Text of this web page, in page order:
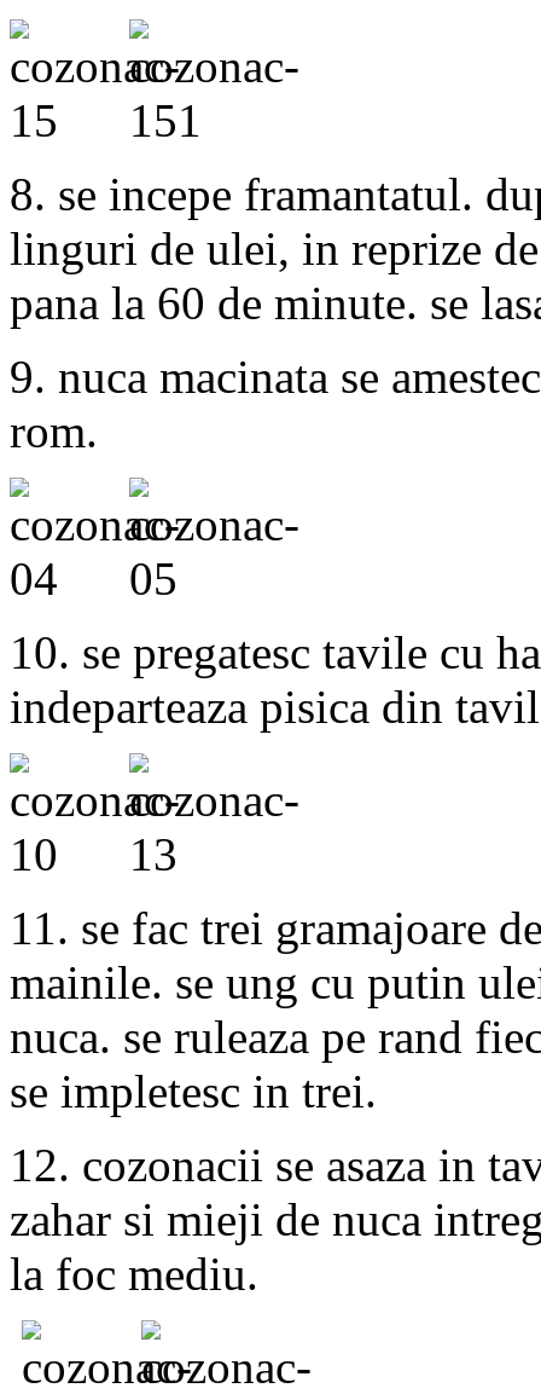
8. se incepe framantatul.
linguri de ulei, in reprize
pana la 60 de minute. se
9. nuca macinata se
rom.
10. se pregatesc tavile cu
indeparteaza pisica din
11. se fac trei gramajoare
mainile. se ung cu putin
nuca. se ruleaza pe rand
se impletesc in trei.
12. cozonacii se asaza in
zahar si mieji de nuca
la foc mediu.